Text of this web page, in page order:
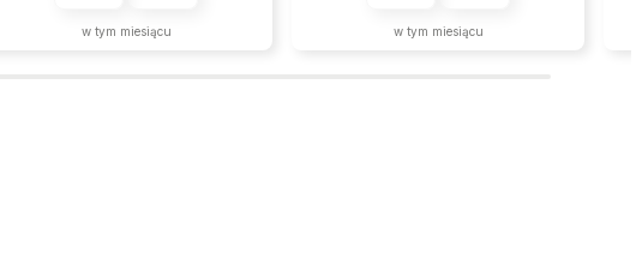
w tym miesiącu w tym miesiącu